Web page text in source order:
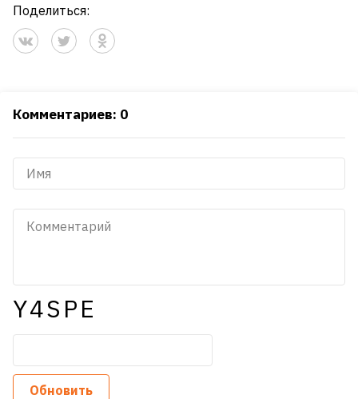
Поделиться:
Комментариев: 0
Y4SPE
Обновить